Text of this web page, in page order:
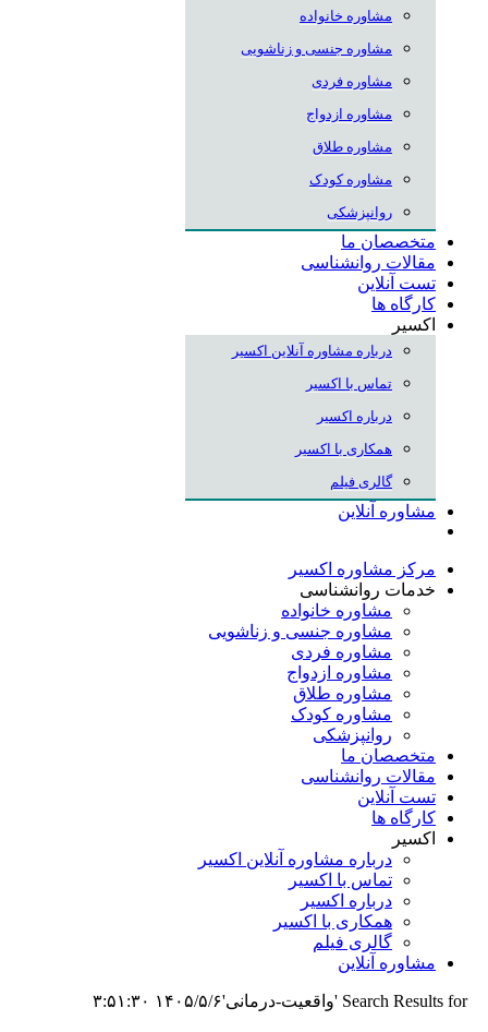
مشاوره خانواده
مشاوره جنسی و زناشویی
مشاوره فردی
مشاوره ازدواج
مشاوره طلاق
مشاوره کودک
روانپزشکی
متخصصان ما
مقالات روانشناسی
تست آنلاین
کارگاه ها
اکسیر
درباره مشاوره آنلاین اکسیر
تماس با اکسیر
درباره اکسیر
همکاری با اکسیر
گالری فیلم
مشاوره آنلاین
مرکز مشاوره اکسیر
خدمات روانشناسی
مشاوره خانواده
مشاوره جنسی و زناشویی
مشاوره فردی
مشاوره ازدواج
مشاوره طلاق
مشاوره کودک
روانپزشکی
متخصصان ما
مقالات روانشناسی
تست آنلاین
کارگاه ها
اکسیر
درباره مشاوره آنلاین اکسیر
تماس با اکسیر
درباره اکسیر
همکاری با اکسیر
گالری فیلم
مشاوره آنلاین
Search Results for 'واقعیت-درمانی' ۱۴۰۵/۵/۶ ۳:۵۱:۳۰